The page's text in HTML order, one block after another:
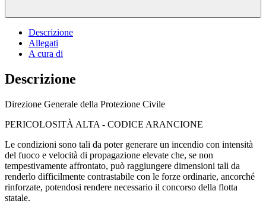
Descrizione
Allegati
A cura di
Descrizione
Direzione Generale della Protezione Civile
PERICOLOSITÀ ALTA - CODICE ARANCIONE
Le condizioni sono tali da poter generare un incendio con intensità
del fuoco e velocità di propagazione elevate che, se non
tempestivamente affrontato, può raggiungere dimensioni tali da
renderlo difficilmente contrastabile con le forze ordinarie, ancorché
rinforzate, potendosi rendere necessario il concorso della flotta
statale.